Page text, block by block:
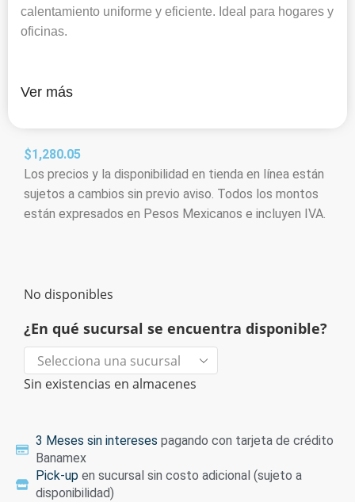
calentamiento uniforme y eficiente. Ideal para hogares y
oficinas.
Ver más
$1,280.05
Los precios y la disponibilidad en tienda en línea están
sujetos a cambios sin previo aviso. Todos los montos
están expresados en Pesos Mexicanos e incluyen IVA.
No disponibles
¿En qué sucursal se encuentra disponible?
Sin existencias en almacenes
3 Meses sin intereses pagando con tarjeta de crédito
Banamex
Pick-up en sucursal sin costo adicional (sujeto a
disponibilidad)